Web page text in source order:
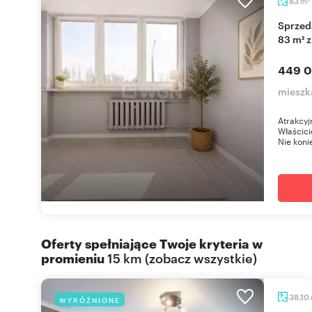
Sprzedam przestronne 3-pokojowe mieszkanie
83 m²
449
Nie
Oferty spełniające Twoje kryteria w
promieniu15 km (zobacz wszystkie)
WYRÓŻNIONE 38,10